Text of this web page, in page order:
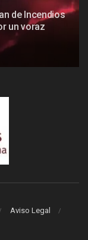
de Incendios
un voraz
Aviso Legal